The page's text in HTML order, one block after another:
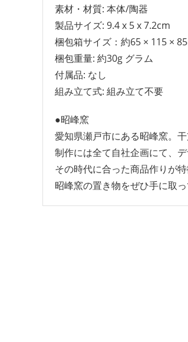
素材・材質: 本体/陶器
製品サイズ: 9.4 x 5 x 7.2cm
梱包箱サイズ：約65 × 115 ×
梱包重量: 約30g グラム
付属品: なし
組み立て式: 組み立て不要
●昭峰窯
愛知県瀬戸市にある昭峰窯。
制作には全て自社企画にて、
その時代に合った商品作りが
昭峰窯の置き物をぜひ手に取っ